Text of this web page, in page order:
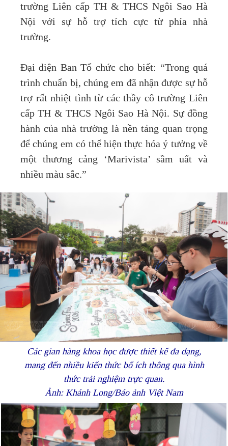
trường Liên cấp TH & THCS Ngôi Sao Hà
Nội với sự hỗ trợ tích cực từ phía nhà
trường.
Đại diện Ban Tổ chức cho biết: “Trong quá
trình chuẩn bị, chúng em đã nhận được sự hỗ
trợ rất nhiệt tình từ các thầy cô trường Liên
cấp TH & THCS Ngôi Sao Hà Nội. Sự đồng
hành của nhà trường là nền tảng quan trọng
để chúng em có thể hiện thực hóa ý tưởng về
một thương cảng ‘Marivista’ sầm uất và
nhiều màu sắc.”
Các gian hàng khoa học được thiết kế đa dạng,
mang đến nhiều kiến thức bổ ích thông qua hình
thức trải nghiệm trực quan.
Ảnh: Khánh Long/Báo ảnh Việt Nam